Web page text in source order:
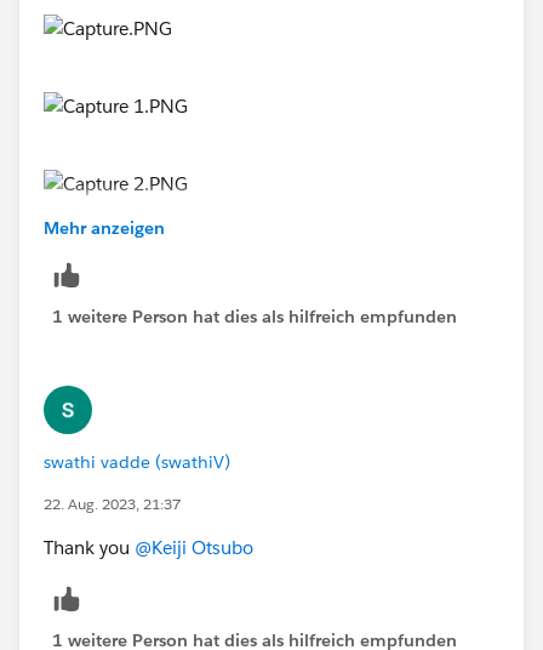
Mehr anzeigen
1 weitere Person hat dies als hilfreich empfunden
swathi vadde (swathiV)
22. Aug. 2023, 21:37
Thank you @Keiji Otsubo
1 weitere Person hat dies als hilfreich empfunden